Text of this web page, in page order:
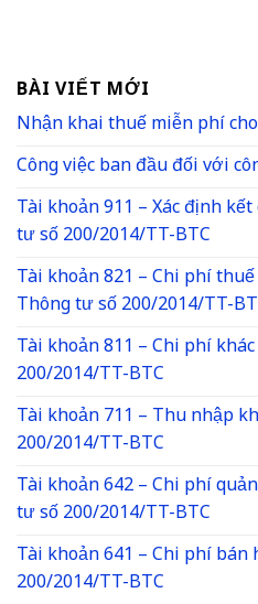
BÀI VIẾT MỚI
Nhận khai thuế miễn phí
Công việc ban đầu đối với
Tài khoản 911 – Xác định
tư số 200/2014/TT-BTC
Tài khoản 821 – Chi phí
Thông tư số 200/2014/TT-
Tài khoản 811 – Chi phí
200/2014/TT-BTC
Tài khoản 711 – Thu nhập
200/2014/TT-BTC
Tài khoản 642 – Chi phí
tư số 200/2014/TT-BTC
Tài khoản 641 – Chi phí
200/2014/TT-BTC